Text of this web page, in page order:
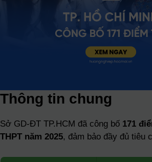
Thông tin chung
Sở GD‑ĐT TP.HCM đã công bố 171
THPT năm 2025, đảm bảo đầy đủ tiêu